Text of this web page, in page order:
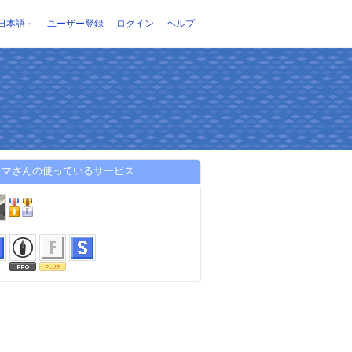
本語 ユーザー登録 ログイン ヘルプ
さんの使っているサービス